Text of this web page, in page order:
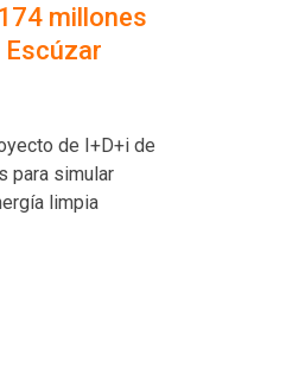
millones
Escúzar
de I+D+i de
para simular
limpia